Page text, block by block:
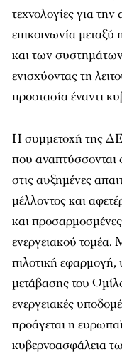
τεχνολογίες για
επικοινωνία
και των
ενισχύοντας τη
προστασία έναντι
Η συμμετοχή της
που αναπτύσσονται
στις αυξημένες
μέλλοντος και
και προσαρμοσμένες
ενεργειακού
πιλοτική εφαρμογή,
μετάβασης του
ενεργειακές
προάγεται η
κυβερνοασφάλεια